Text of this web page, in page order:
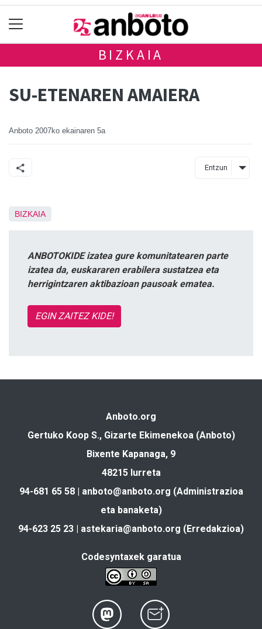
BIZKAIA
SU-ETENAREN AMAIERA
Anboto 2007ko ekainaren 5a
Entzun
BIZKAIA
ANBOTOKIDE izatea gure komunitatearen parte
izatea da, euskararen erabilera sustatzea eta
herrigintzaren aktibazioan pausoak ematea.
EGIN ZAITEZ KIDE!
Anboto.org
Gertuko Koop S., Gizarte Ekimenekoa (Anboto)
Bixente Kapanaga, 9
48215 Iurreta
94-681 65 58 | anboto@anboto.org (Administrazioa
eta banaketa)
94-623 25 23 | astekaria@anboto.org (Erredakzioa)
Codesyntaxek garatua